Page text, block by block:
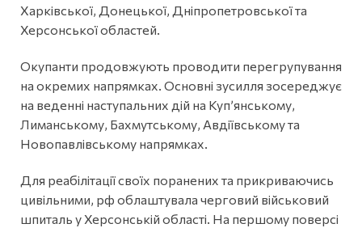
Харківської, Донецької, Дніпропетровської та
Херсонської областей.
Окупанти продовжують проводити перегрупування
на окремих напрямках. Основні зусилля зосереджує
на веденні наступальних дій на Куп’янському,
Лиманському, Бахмутському, Авдіївському та
Новопавлівському напрямках.
Для реабілітації своїх поранених та прикриваючись
цивільними, рф облаштувала черговий військовий
шпиталь у Херсонській області. На першому поверсі